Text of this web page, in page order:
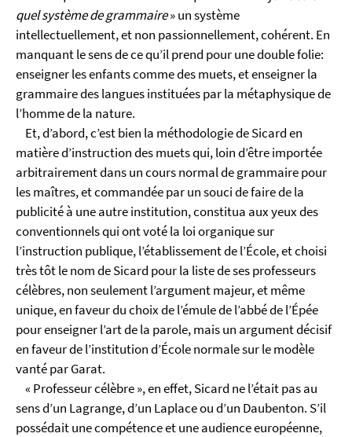
quel système de grammaire» un système
intellectuellement, et non passionnellement, cohérent. En
manquant le sens de ce qu’il prend pour une double folie:
enseigner les enfants comme des muets, et enseigner la
grammaire des langues instituées par la métaphysique de
l’homme de la nature.
Et, d’abord, c’est bien la méthodologie de Sicard en
matière d’instruction des muets qui, loin d’être importée
arbitrairement dans un cours normal de grammaire pour
les maîtres, et commandée par un souci de faire de la
publicité à une autre institution, constitua aux yeux des
conventionnels qui ont voté la loi organique sur
l’instruction publique, l’établissement de l’École, et choisi
très tôt le nom de Sicard pour la liste de ses professeurs
célèbres, non seulement l’argument majeur, et même
unique, en faveur du choix de l’émule de l’abbé de l’Épée
pour enseigner l’art de la parole, mais un argument décisif
en faveur de l’institution d’École normale sur le modèle
vanté par Garat.
« Professeur célèbre », en effet, Sicard ne l’était pas au
sens d’un Lagrange, d’un Laplace ou d’un Daubenton. S’il
possédait une compétence et une audience européenne,